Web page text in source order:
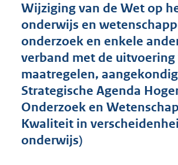
s
g
r
o
o
t
t
e
:
3
Wijziging van de Wet op
onderwijs en
onderzoek en enkele
verband met de uitvoering
maatregelen,
Strategische Agenda
Onderzoek en
Kwaliteit in
onderwijs)